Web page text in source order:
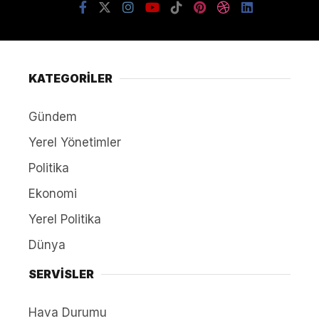
KATEGORİLER
Gündem
Yerel Yönetimler
Politika
Ekonomi
Yerel Politika
Dünya
SERVİSLER
Hava Durumu